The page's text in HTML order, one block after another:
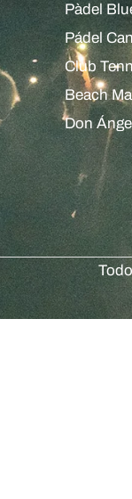
Pàdel
Pádel
Club
Beach
Don